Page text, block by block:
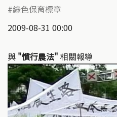
綠色保育標章
2009-08-31 00:00
與 "慣行農法" 相關報導